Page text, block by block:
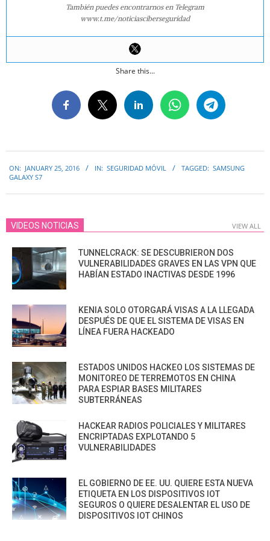
También puedes encontrarnos en Telegram
www.t.me/noticiasciberseguridad
Share this...
01-
ON: JANUARY 25, 2016 IN: SEGURIDAD MÓVIL TAGGED: SAMSUNG
GALAXY S7
VIDEOS NOTICIAS VIEW ALL
TUNNELCRACK: SE DESCUBRIERON DOS
VULNERABILIDADES GRAVES EN LAS VPN QUE
HABÍAN ESTADO INACTIVAS DESDE 1996
KENIA SOLO OTORGARÁ VISAS A LA LLEGADA
DESPUÉS DE QUE EL SISTEMA DE VISAS EN
LÍNEA FUERA HACKEADO
ESTADOS UNIDOS HACKEO LOS SISTEMAS DE
MONITOREO DE TERREMOTOS EN CHINA
PARA ESPIAR BASES MILITARES
SUBTERRÁNEAS
HACKEAR RADIOS POLICIALES Y MILITARES
ENCRIPTADAS EXPLOTANDO 5
VULNERABILIDADES
EL GOBIERNO DE EE. UU. QUIERE ESTA NUEVA
ETIQUETA EN LOS DISPOSITIVOS IOT
SEGUROS O QUIERE DESALENTAR EL USO DE
DISPOSITIVOS IOT CHINOS